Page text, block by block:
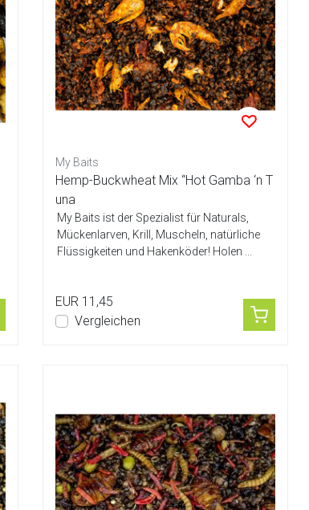
My Baits
Hemp-Buckwheat Mix “Hot Gamba ‘n T
una
My Baits ist der Spezialist für Naturals,
Mückenlarven, Krill, Muscheln, natürliche
Flüssigkeiten und Hakenköder! Holen ...
EUR 11,45
Vergleichen